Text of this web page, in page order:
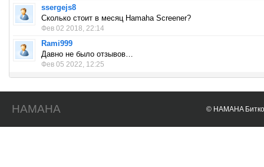
ssergejs8
Сколько стоит в месяц Hamaha Screener?
Фев 02 2018, 22:14
Rami999
Давно не было отзывов…
Фев 05 2022, 12:25
HAMAHA © HAMAHA